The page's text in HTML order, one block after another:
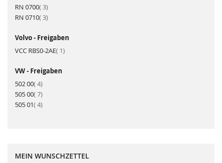
RN 0700 3Artikel
RN 0710 3Artikel
Volvo - Freigaben
VCC RBS0-2AE 1Artikel
VW - Freigaben
502 00 4Artikel
505 00 7Artikel
505 01 4Artikel
MEIN WUNSCHZETTEL